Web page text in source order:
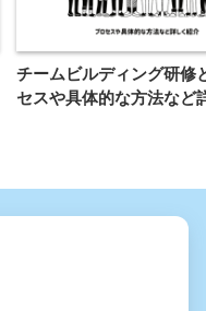
チームビルディング研修
セスや具体的な方法など